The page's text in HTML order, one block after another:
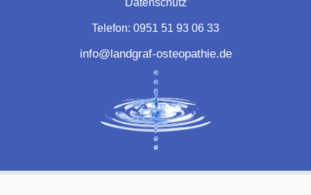
Datenschutz
Telefon: 0951 51 93 06 33
info@landgraf-osteopathie.de